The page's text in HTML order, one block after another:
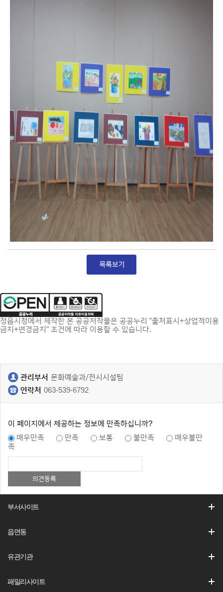
정읍시청에서 제작한 본 공공저작물은 공공누리 "출처표시+상업적이용
금지+변경금지" 조건에 따라 이용할 수 있습니다.
관리부서 문화예술과/전시시설팀
연락처 063-539-6792
이 페이지에서 제공하는 정보에 만족하십니까?
매우만족
만족 보통 불만족
매우불만
족
부서사이트
읍면동
유관기관
패밀리사이트